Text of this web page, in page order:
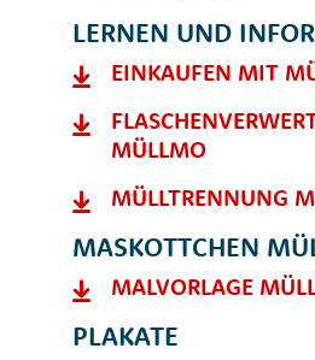
LERNEN UND
EINKAUFEN MIT
MÜLLMO
MÜLLTRENNUNG
MASKOTTCHEN
MALVORLAGE
PLAKATE